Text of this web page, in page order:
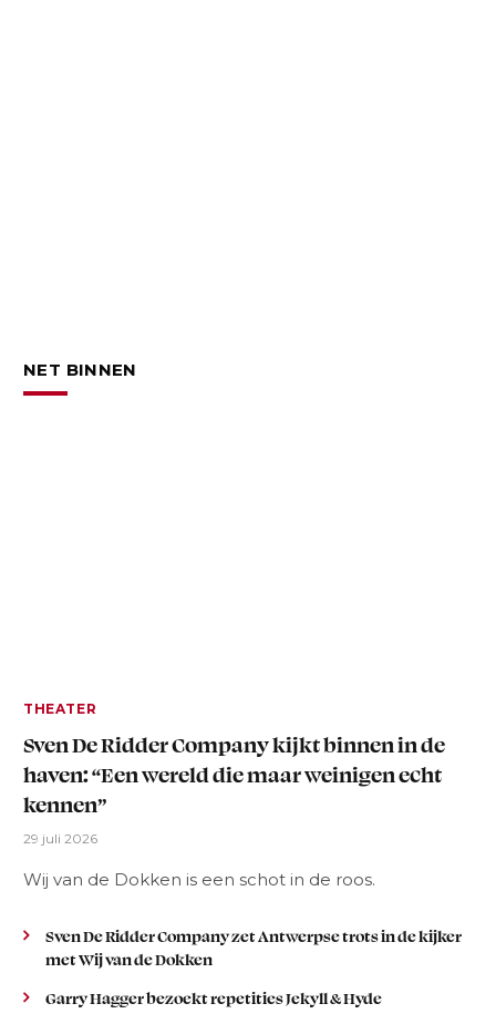
NET BINNEN
THEATER
Sven De Ridder Company kijkt binnen in de
haven: “Een wereld die maar weinigen echt
kennen”
29 juli 2026
Wij van de Dokken is een schot in de roos.
Sven De Ridder Company zet Antwerpse trots in de kijker
met Wij van de Dokken
Garry Hagger bezoekt repetities Jekyll & Hyde